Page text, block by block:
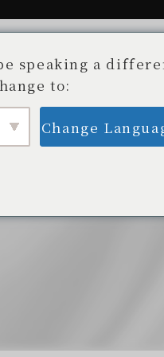
yang tersedia
Daftar toko Blog/
speaking a
to:
Change